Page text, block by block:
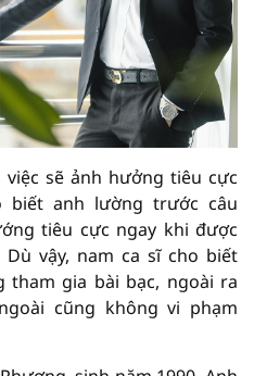
sẽ ảnh hưởng tiêu cực
biết anh lường trước câu
tiêu cực ngay khi được
vậy, nam ca sĩ cho biết
tham gia bài bạc, ngoài ra
cũng không vi phạm